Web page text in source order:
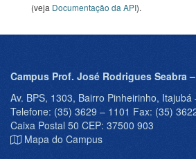
(veja Documentação da API).
Campus Prof. José Rodrigues Seabra
Av. BPS, 1303, Bairro Pinheirinho, Itajubá
Telefone: (35) 3629 – 1101 Fax: (35)
Caixa Postal 50 CEP: 37500 903
Mapa do Campus